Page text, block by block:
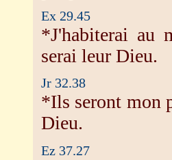
Ex 29.45
*J'habiterai au
serai leur Dieu.
Jr 32.38
*Ils seront mon
Dieu.
Ez 37.27